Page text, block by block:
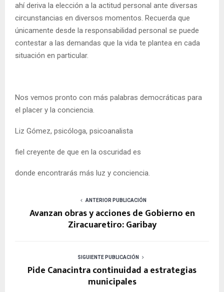
ahí deriva la elección a la actitud personal ante diversas
circunstancias en diversos momentos. Recuerda que
únicamente desde la responsabilidad personal se puede
contestar a las demandas que la vida te plantea en cada
situación en particular.
Nos vemos pronto con más palabras democráticas para
el placer y la conciencia.
Liz Gómez, psicóloga, psicoanalista
fiel creyente de que en la oscuridad es
donde encontrarás más luz y conciencia.
ANTERIOR PUBLICACIÓN
Avanzan obras y acciones de Gobierno en
Ziracuaretiro: Garibay
SIGUIENTE PUBLICACIÓN
Pide Canacintra continuidad a estrategias
municipales